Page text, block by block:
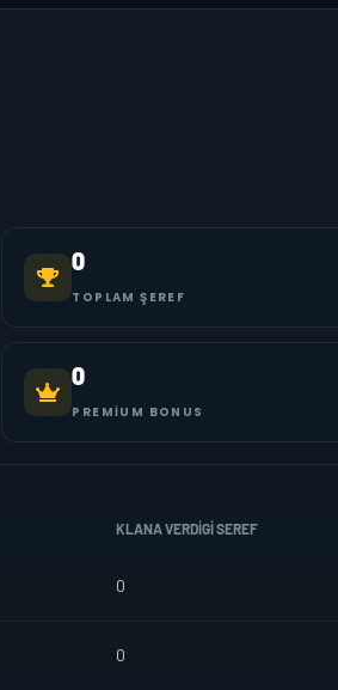
0
TOPLAM ŞEREF
0
PREMIUM BONUS
KLANA VERDIGI SEREF
0
0